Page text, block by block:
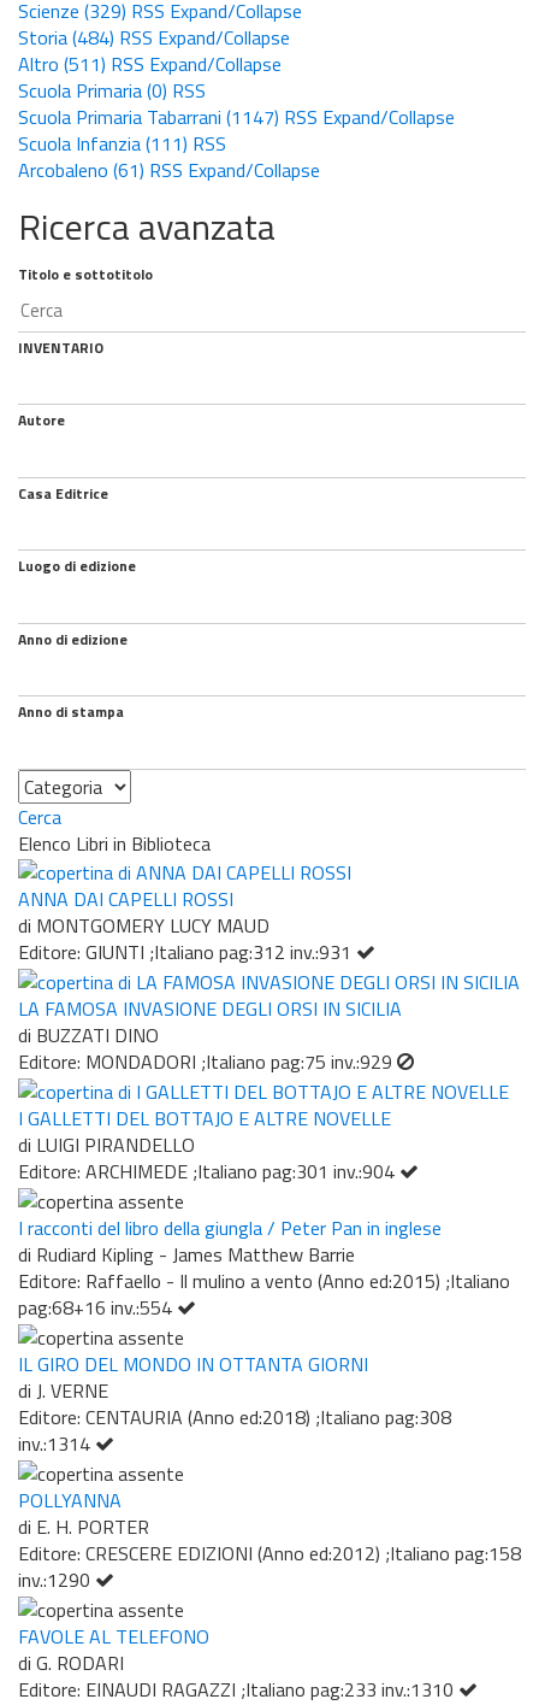
Scienze (329) RSS Expand/Collapse
Storia(484) RSS Expand/Collapse
Altro (511) RSS Expand/Collapse
Scuola Primaria(0) RSS
Scuola Primaria Tabarrani (1147) RSS Expand/Collapse
Scuola Infanzia(111) RSS
Arcobaleno (61) RSS Expand/Collapse
Ricerca avanzata
Titolo e sottotitolo
INVENTARIO
Autore
Casa Editrice
Luogo di edizione
Anno di edizione
Anno di stampa
Categoria
Cerca
Elenco Libri in Biblioteca
ANNA DAI CAPELLI ROSSI
di MONTGOMERY LUCY MAUD
Editore: GIUNTI ;Italiano pag:312 inv.:931
LA FAMOSA INVASIONE DEGLI ORSI IN SICILIA
di BUZZATI DINO
Editore: MONDADORI ;Italiano pag:75 inv.:929
I GALLETTI DEL BOTTAJO E ALTRE NOVELLE
di LUIGI PIRANDELLO
Editore: ARCHIMEDE ;Italiano pag:301 inv.:904
I racconti del libro della giungla / Peter Pan in inglese
di Rudiard Kipling - James Matthew Barrie
Editore: Raffaello - Il mulino a vento (Anno ed:2015) ;Italiano
pag:68+16 inv.:554
IL GIRO DEL MONDO IN OTTANTA GIORNI
di J. VERNE
Editore: CENTAURIA (Anno ed:2018) ;Italiano pag:308
inv.:1314
POLLYANNA
di E. H. PORTER
Editore: CRESCERE EDIZIONI (Anno ed:2012) ;Italiano pag:158
inv.:1290
FAVOLE AL TELEFONO
di G. RODARI
Editore: EINAUDI RAGAZZI ;Italiano pag:233 inv.:1310